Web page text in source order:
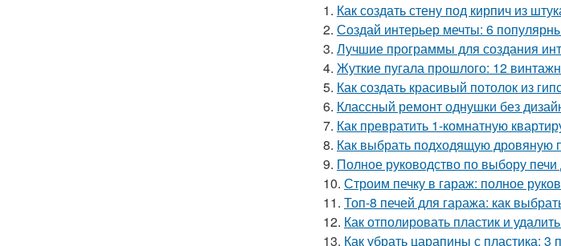
1. Как создать стену под кирпич из
2. Создай интерьер мечты: 6
3. Лучшие программы для создания
4. Жуткие пугала прошлого: 12
5. Как создать красивый потолок из
6. Классный ремонт однушки без
7. Как превратить 1-комнатную
8. Как выбрать подходящую дровяную
9. Полное руководство по выбору
10. Строим печку в гараж: полное
11. Топ-8 печей для гаража: как
12. Как отполировать пластик и
13. Как убрать царапины с пластика: